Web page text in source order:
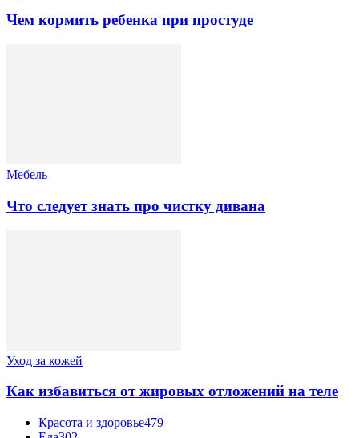
Чем кормить ребенка при простуде
Мебель
Что следует знать про чистку дивана
Уход за кожей
Как избавиться от жировых отложений на теле
Красота и здоровье479